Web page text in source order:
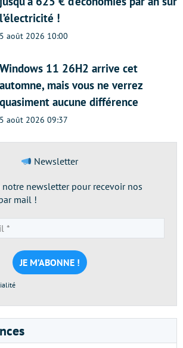
l’électricité !
5 août 2026 10:00
Windows 11 26H2 arrive cet
automne, mais vous ne verrez
quasiment aucune différence
5 août 2026 09:37
Newsletter
newsletter pour recevoir nos
mail !
e-
mail
*